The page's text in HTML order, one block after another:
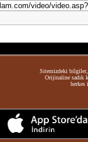
Sitemizdeki bilgiler,
Orijinaline sadık
herkes